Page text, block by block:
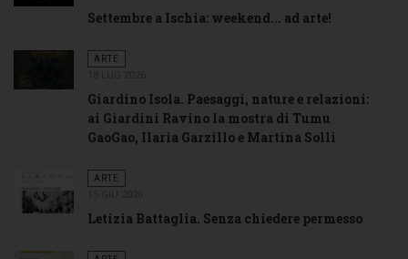
Settembre a Ischia: weekend... ad arte!
ARTE
Giardino Isola. Paesaggi, nature e relazioni:
ai Giardini Ravino la mostra di Tumu
GaoGao, Ilaria Garzillo e Martina Solli
ARTE
Letizia Battaglia. Senza chiedere permesso